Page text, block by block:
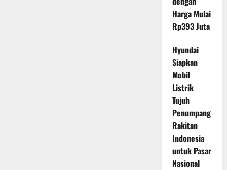
Harga Mulai
Rp393 Juta
Hyundai
Siapkan
Mobil
Listrik
Tujuh
Penumpang
Rakitan
Indonesia
untuk Pasar
Nasional